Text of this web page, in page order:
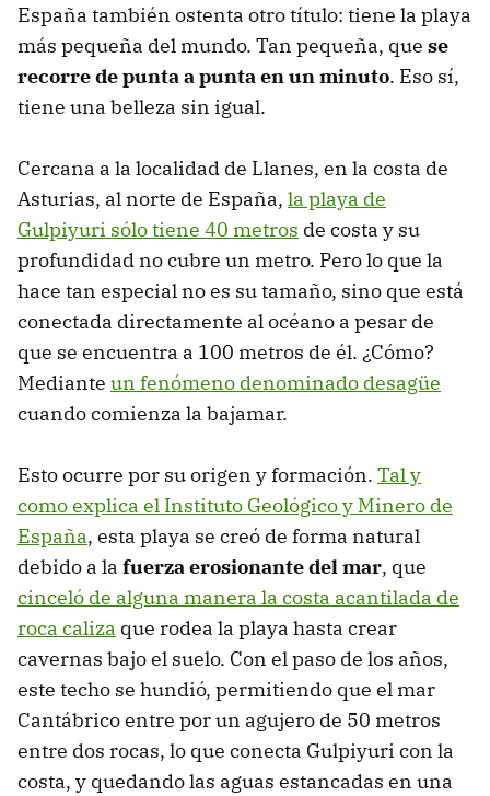
España también ostenta otro título: tiene la playa
más pequeña del mundo. Tan pequeña, que se
recorre de punta a punta en un minuto. Eso sí,
tiene una belleza sin igual.
Cercana a la localidad de Llanes, en la costa de
Asturias, al norte de España, la playa de
Gulpiyuri sólo tiene 40 metros de costa y su
profundidad no cubre un metro. Pero lo que la
hace tan especial no es su tamaño, sino que está
conectada directamente al océano a pesar de
que se encuentra a 100 metros de él. ¿Cómo?
Mediante un fenómeno denominado desagüe
cuando comienza la bajamar.
Esto ocurre por su origen y formación. Tal y
como explica el Instituto Geológico y Minero de
España, esta playa se creó de forma natural
debido a la fuerza erosionante del mar, que
cinceló de alguna manera la costa acantilada de
roca caliza que rodea la playa hasta crear
cavernas bajo el suelo. Con el paso de los años,
este techo se hundió, permitiendo que el mar
Cantábrico entre por un agujero de 50 metros
entre dos rocas, lo que conecta Gulpiyuri con la
costa, y quedando las aguas estancadas en una